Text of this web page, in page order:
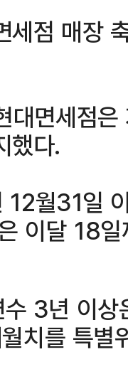
세점 매장
대면세점
했다.
월31일
이달 18
3년 이
치를 특별